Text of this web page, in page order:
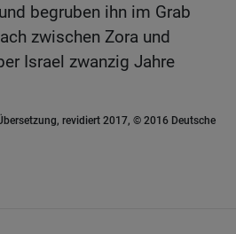
begruben ihn im Grab
zwischen Zora und
Israel zwanzig Jahre
revidiert 2017, © 2016 Deutsche